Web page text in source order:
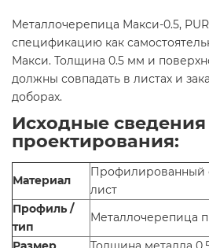
Металлочерепица Макси-0.5,
спецификацию как
Макси. Толщина 0.5 мм и
должны совпадать в листах и
доборах.
Исходные
проектирования:
Материал
Профилированный
лист
Профиль /
тип
Металлочерепица